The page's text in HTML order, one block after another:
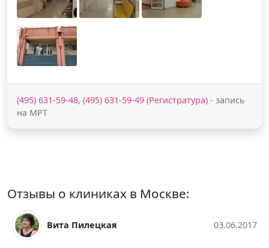
(495) 631-59-48, (495) 631-59-49 (Регистратура) - запись
на МРТ
Отзывы о клиниках в Москве:
Михаил Баталов